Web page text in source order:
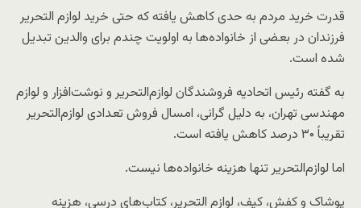
قدرت خرید مردم به حدی کاهش یافته که حتی خرید لوازم التحریر
فرزندان در بعضی از خانواده‌ها به اولویت چندم برای والدین تبدیل
شده است.
به گفته رئیس اتحادیه فروشندگان لوازم‌التحریر و نوشت‌افزار و لوازم
مهندسی تهران، به دلیل گرانی، امسال فروش تعدادی لوازم‌التحریر
تقریباً ۳۰ درصد کاهش یافته است.
اما لوازم‌التحریر تنها هزینه خانواده‌ها نیست.
پوشاک و کفش، کیف، لوازم التحریر، کتاب‌های درسی، هزینه